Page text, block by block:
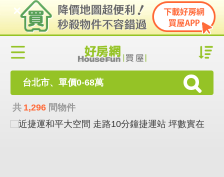
台北市、單價0-68萬
共 1,296 間物件